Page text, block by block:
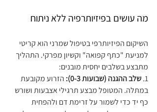
מה עושים בפיזיותרפיה ללא ניתוח
השיקום הפיזיותרפי בטיפול שמרני הוא קריטי
למניעת "כתף קפואה" וקשיון מפרקי. התהליך
מתבצע בשלבים יחסית מובנים:
1. שלב ההגנה (שבועות 0-3):
הזרוע מקובעת
במתלה. המטופל מבצע תרגילי אצבעות ושורש
כף יד כדי לשמור על זרימת דם ולהפחית